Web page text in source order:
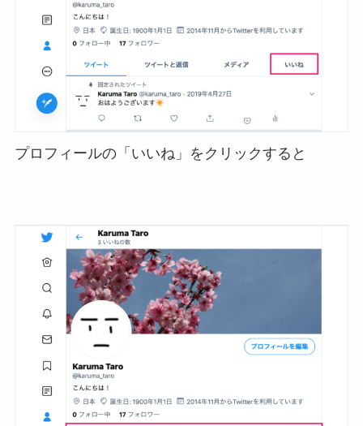
プロフィールの「いいね」をクリックすると